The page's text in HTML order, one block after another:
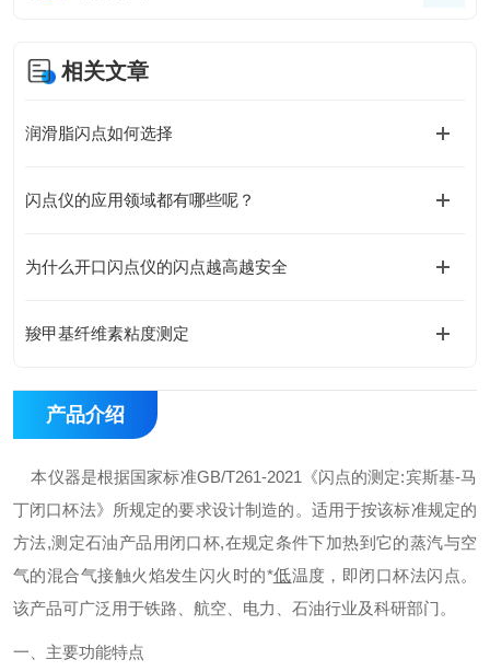
相关文章
润滑脂闪点如何选择
闪点仪的应用领域都有哪些呢？
为什么开口闪点仪的闪点越高越安全
羧甲基纤维素粘度测定
产品介绍
本仪器是根据国家标准GB/T261-2021《闪点的测定:宾斯基-马
丁闭口杯法》所规定的要求设计制造的。适用于按该标准规定的
方法,测定石油产品用闭口杯,在规定条件下加热到它的蒸汽与空
气的混合气接触火焰发生闪火时的*低温度，即闭口杯法闪点。
该产品可广泛用于铁路、航空、电力、石油行业及科研部门。
一、主要功能特点